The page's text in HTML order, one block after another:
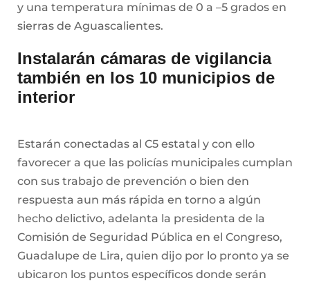
y una temperatura mínimas de 0 a –5 grados en
sierras de Aguascalientes.
Instalarán cámaras de vigilancia
también en los 10 municipios de
interior
Estarán conectadas al C5 estatal y con ello
favorecer a que las policías municipales cumplan
con sus trabajo de prevención o bien den
respuesta aun más rápida en torno a algún
hecho delictivo, adelanta la presidenta de la
Comisión de Seguridad Pública en el Congreso,
Guadalupe de Lira, quien dijo por lo pronto ya se
ubicaron los puntos específicos donde serán